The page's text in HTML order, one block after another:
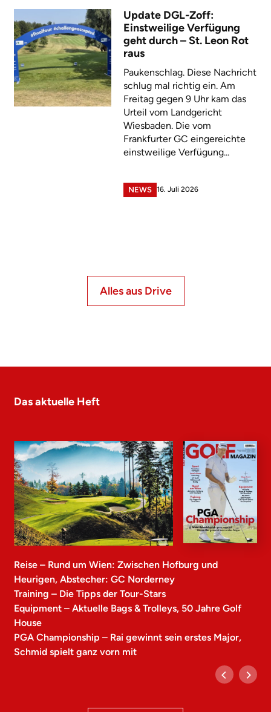
Update DGL-Zoff:
Einstweilige Verfügung
geht durch – St. Leon Rot
raus
Paukenschlag. Diese Nachricht
schlug mal richtig ein. Am
Freitag gegen 9 Uhr kam das
Urteil vom Landgericht
Wiesbaden. Die vom
Frankfurter GC eingereichte
einstweilige Verfügung...
NEWS 16. Juli 2026
Alles aus Drive
Das aktuelle Heft
Reise – Rund um Wien: Zwischen Hofburg und
Heurigen, Abstecher: GC Norderney
Training – Die Tipps der Tour-Stars
Equipment – Aktuelle Bags & Trolleys, 50 Jahre Golf
House
PGA Championship – Rai gewinnt sein erstes Major,
Schmid spielt ganz vorn mit